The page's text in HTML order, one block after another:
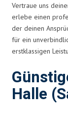
Vertraue uns
erlebe einen
der deinen
für ein
erstklassigen
Halle